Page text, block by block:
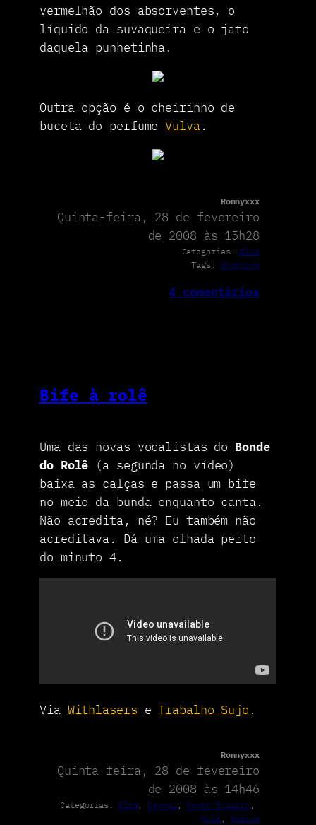
vermelhão dos absorventes, o
líquido da suvaqueira e o jato
daquela punhetinha.
Outra opção é o cheirinho de
buceta do perfumeVulva.
Ronnyxxx
Quinta-feira, 28 de fevereiro
de 2008 às 15h28
Categorias: Blog
Tags: Shopping
4 comentários
Bife à rolê
Uma das novas vocalistas do Bonde
do Rolê (a segunda no vídeo)
baixa as calças e passa um bife
no meio da bunda enquanto canta.
Não acredita, né? Eu também não
acreditava. Dá uma olhada perto
do minuto 4.
Via Withlasers eTrabalho Sujo .
Ronnyxxx
Quinta-feira, 28 de fevereiro
de 2008 às 14h46
Categorias: Blog, Dançaí Mondo Bizarro
Mulé, Música